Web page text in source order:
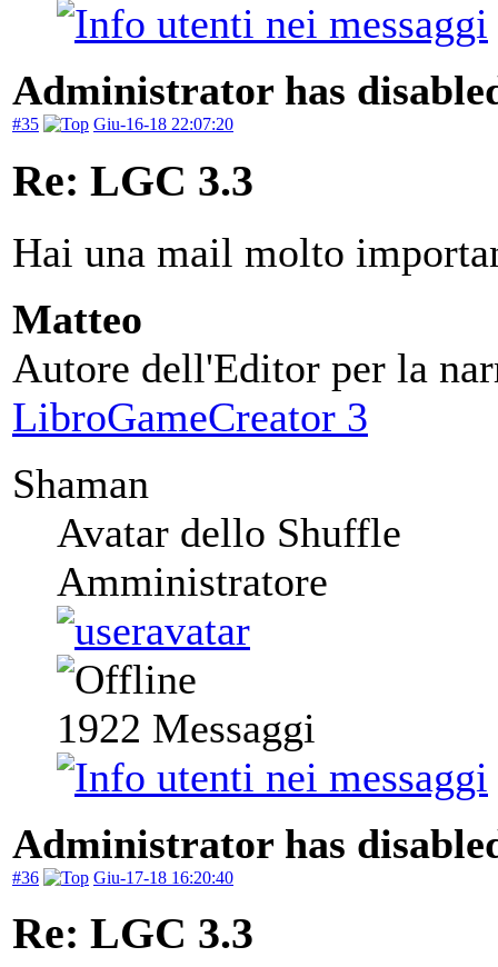
Administrator has
#35 Giu-16-18 22:07:20
Re: LGC 3.3
Hai una mail molto
Matteo
Autore dell'Editor per la
LibroGameCreator 3
Shaman
Avatar dello Shuffle
Amministratore
1922 Messaggi
Administrator has
#36 Giu-17-18 16:20:40
Re: LGC 3.3